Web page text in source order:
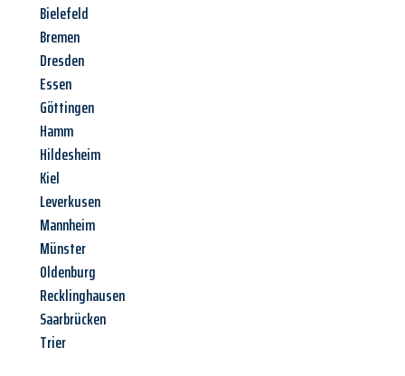
Bielefeld
Bremen
Dresden
Essen
Göttingen
Hamm
Hildesheim
Kiel
Leverkusen
Mannheim
Münster
Oldenburg
Recklinghausen
Saarbrücken
Trier